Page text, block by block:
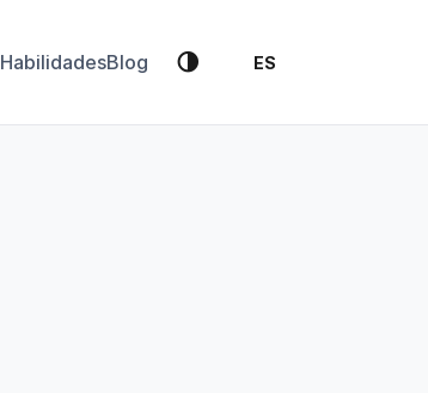
HabilidadesBlog 🌗 ES